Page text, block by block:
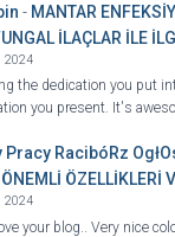
- MANTAR
İLAÇLAR İLE
2024
the dedication you put
you present. It's
Pracy RacibóRz
ÖNEMLİ ÖZELLİKLERİ
2024
your blog.. Very nice